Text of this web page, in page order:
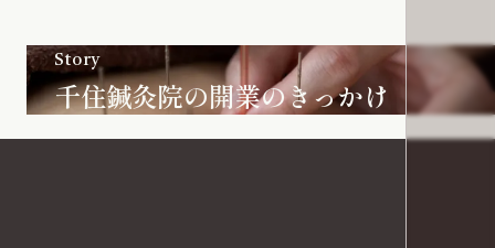
Story
千住鍼灸院の開業のきっかけ